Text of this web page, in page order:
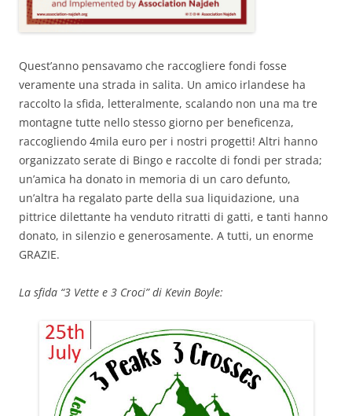
Quest’anno pensavamo che raccogliere fondi fosse
veramente una strada in salita. Un amico irlandese ha
raccolto la sfida, letteralmente, scalando non una ma tre
montagne tutte nello stesso giorno per beneficenza,
raccogliendo 4mila euro per i nostri progetti! Altri hanno
organizzato serate di Bingo e raccolte di fondi per strada;
un’amica ha donato in memoria di un caro defunto,
un’altra ha regalato parte della sua liquidazione, una
pittrice dilettante ha venduto ritratti di gatti, e tanti hanno
donato, in silenzio e generosamente. A tutti, un enorme
GRAZIE.
La sfida “3 Vette e 3 Croci” di Kevin Boyle: